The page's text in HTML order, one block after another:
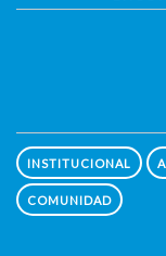
INSTITUCIONAL
COMUNIDAD